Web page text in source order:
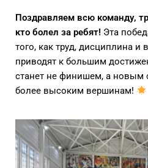
Поздравляем всю команду,
кто болел за ребят! Эта
того, как труд, дисциплина и
приводят к большим
станет не финишем, а новым
более высоким вершинам!